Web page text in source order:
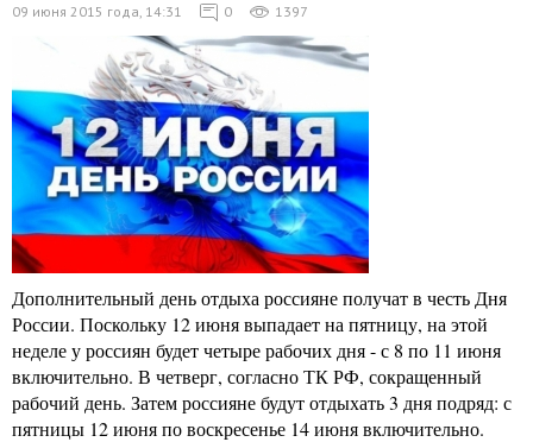
09 июня 2015 года, 14:31 0 1397
Дополнительный день отдыха россияне получат в честь Дня
России. Поскольку 12 июня выпадает на пятницу, на этой
неделе у россиян будет четыре рабочих дня - с 8 по 11 июня
включительно. В четверг, согласно ТК РФ, сокращенный
рабочий день. Затем россияне будут отдыхать 3 дня подряд: с
пятницы 12 июня по воскресенье 14 июня включительно.